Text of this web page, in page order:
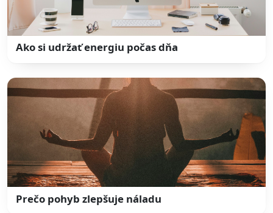
Ako si udržať energiu počas dňa
Prečo pohyb zlepšuje náladu